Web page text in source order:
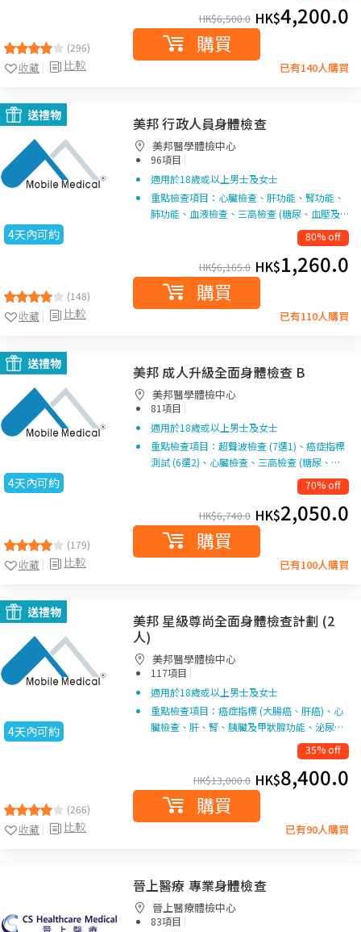
(296)
比較
收藏
HK$6,500.0 HK$4,200.0
購買
已有140人購買
送禮物
4天內可約
(148)
比較
收藏
美邦 行政人員身體檢查
美邦醫學體檢中心
96項目 |
適用於18歲或以上男士及女士
重點檢查項目：心臟檢查、肝功能、腎功能、
肺功能、血液檢查、三高檢查 (糖尿、血壓及…
80% off
HK$6,165.0 HK$1,260.0
購買
已有110人購買
送禮物
4天內可約
(179)
比較
收藏
美邦 成人升級全面身體檢查 B
美邦醫學體檢中心
81項目 |
適用於18歲或以上男士及女士
重點檢查項目：超聲波檢查 (7選1)、癌症指標
測試 (6選2)、心臟檢查、三高檢查 (糖尿、…
70% off
HK$6,740.0 HK$2,050.0
購買
已有100人購買
送禮物
4天內可約
(266)
比較
收藏
美邦 星級尊尚全面身體檢查計劃 (2
人)
美邦醫學體檢中心
117項目 |
適用於18歲或以上男士及女士
重點檢查項目：癌症指標 (大腸癌、肝癌)、心
臟檢查、肝、腎、胰臟及甲狀腺功能、泌尿…
35% off
HK$13,000.0 HK$8,400.0
購買
已有90人購買
晉上醫療 專業身體檢查
晉上醫療體檢中心
83項目 |